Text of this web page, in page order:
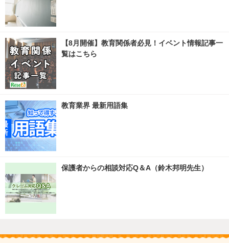
【8月開催】教育関係者必見！イベント情報記事一
覧はこちら
教育業界 最新用語集
保護者からの相談対応Q＆A（鈴木邦明先生）